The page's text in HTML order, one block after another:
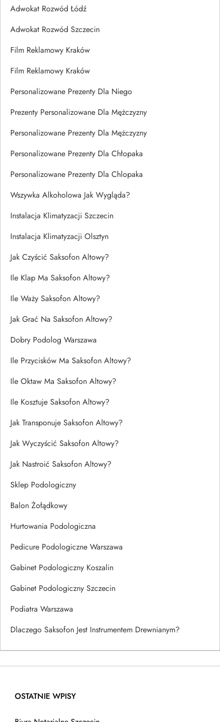
Adwokat Rozwód Łódź
Adwokat Rozwód Szczecin
Film Reklamowy Kraków
Film Reklamowy Kraków
Personalizowane Prezenty Dla Niego
Prezenty Personalizowane Dla Mężczyzny
Personalizowane Prezenty Dla Mężczyzny
Personalizowane Prezenty Dla Chłopaka
Personalizowane Prezenty Dla Chlopaka
Wszywka Alkoholowa Jak Wygląda?
Instalacja Klimatyzacji Szczecin
Instalacja Klimatyzacji Olsztyn
Jak Czyścić Saksofon Altowy?
Ile Klap Ma Saksofon Altowy?
Ile Waży Saksofon Altowy?
Jak Grać Na Saksofon Altowy?
Dobry Podolog Warszawa
Ile Przycisków Ma Saksofon Altowy?
Ile Oktaw Ma Saksofon Altowy?
Ile Kosztuje Saksofon Altowy?
Jak Transponuje Saksofon Altowy?
Jak Wyczyścić Saksofon Altowy?
Jak Nastroić Saksofon Altowy?
Sklep Podologiczny
Balon Żołądkowy
Hurtowania Podologiczna
Pedicure Podologiczne Warszawa
Gabinet Podologiczny Koszalin
Gabinet Podologiczny Szczecin
Podiatra Warszawa
Dlaczego Saksofon Jest Instrumentem Drewnianym?
OSTATNIE WPISY